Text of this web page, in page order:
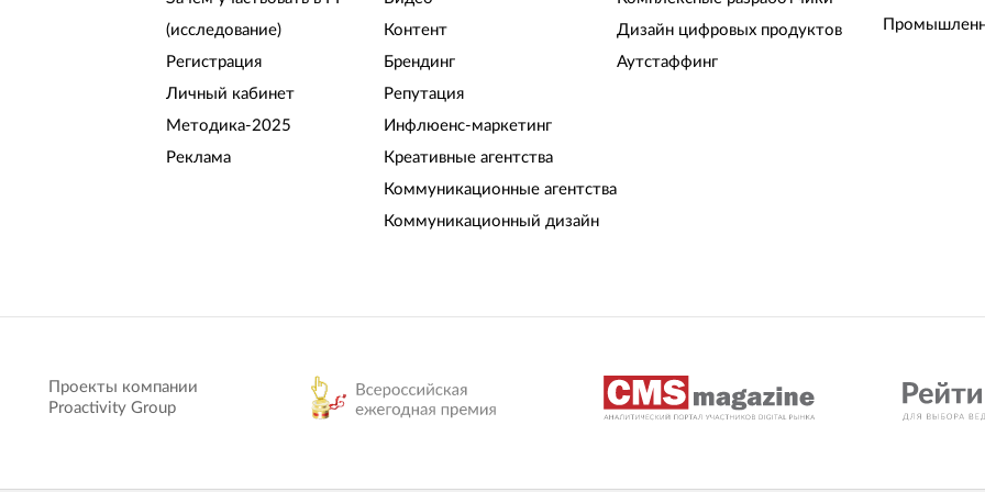
(исследование)
Регистрация
Личный кабинет
Методика-2025
Реклама
Контент
Брендинг
Репутация
Инфлюенс-маркетинг
Креативные агентства
Коммуникационные агентства
Коммуникационный дизайн
Дизайн цифровых продуктов
Аутстаффинг
Проекты компании
Proactivity Group